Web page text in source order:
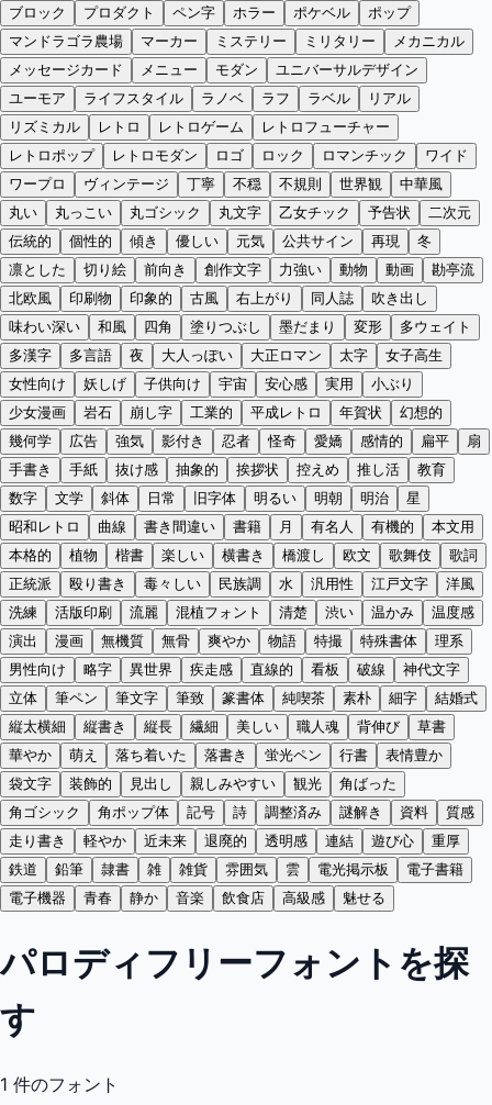
ブロック
プロダクト ペン字 ホラー ポケベル
ポップ
マンドラゴラ農場
マーカー ミステリー ミリタリー
メカニカル
メッセージカード
メニュー モダン
ユニバーサルデザイン
ユーモア
ライフスタイル ラノベ ラフ ラベル
リアル
リズミカル
レトロ レトロゲーム
レトロフューチャー
レトロポップ
レトロモダン ロゴ ロック ロマンチック
ワイド
ワープロ
ヴィンテージ 丁寧 不穏 不規則 世界観
中華風
丸い
丸っこい 丸ゴシック 丸文字 乙女チック 予告状
二次元
伝統的
個性的 傾き 優しい 元気 公共サイン 再現
冬
凛とした
切り絵 前向き 創作文字 力強い 動物 動画
勘亭流
北欧風
印刷物 印象的 古風 右上がり 同人誌
吹き出し
味わい深い
和風 四角 塗りつぶし 墨だまり 変形
多ウェイト
多漢字
多言語 夜 大人っぽい 大正ロマン 太字
女子高生
女性向け
妖しげ 子供向け 宇宙 安心感 実用
小ぶり
少女漫画
岩石 崩し字 工業的 平成レトロ 年賀状
幻想的
幾何学
広告 強気 影付き 忍者 怪奇 愛嬌 感情的 扁平
扇
手書き
手紙 抜け感 抽象的 挨拶状 控えめ 推し活
教育
数字
文学 斜体 日常 旧字体 明るい 明朝 明治
星
昭和レトロ
曲線 書き間違い 書籍 月 有名人 有機的
本文用
本格的
植物 楷書 楽しい 横書き 橋渡し 欧文 歌舞伎
歌詞
正統派
殴り書き 毒々しい 民族調 水 汎用性 江戸文字
洋風
洗練
活版印刷 流麗 混植フォント 清楚 渋い 温かみ
温度感
演出
漫画 無機質 無骨 爽やか 物語 特撮 特殊書体
理系
男性向け
略字 異世界 疾走感 直線的 看板 破線
神代文字
立体
筆ペン 筆文字 筆致 篆書体 純喫茶 素朴 細字
結婚式
縦太横細
縦書き 縦長 繊細 美しい 職人魂 背伸び
草書
華やか
萌え 落ち着いた 落書き 蛍光ペン 行書
表情豊か
袋文字
装飾的 見出し 親しみやすい 観光
角ばった
角ゴシック
角ポップ体 記号 詩 調整済み 謎解き 資料
質感
走り書き
軽やか 近未来 退廃的 透明感 連結 遊び心
重厚
鉄道
鉛筆 隷書 雑 雑貨 雰囲気 雲 電光掲示板
電子書籍
電子機器
青春 静か 音楽 飲食店 高級感 魅せる
パロディフリーフォントを探
す
1 件のフォント